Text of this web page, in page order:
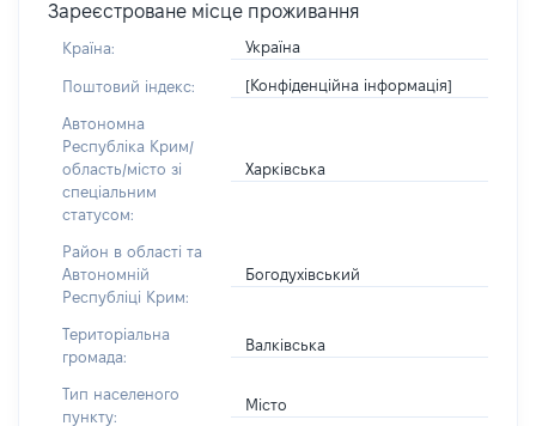
Зареєстроване місце проживання
Країна: Україна
Поштовий індекс: [Конфіденційна інформація]
Автономна
Республіка Крим/
область/місто зі
спеціальним
статусом:
Харківська
Район в області та
Автономній
Республіці Крим:
Богодухівський
Територіальна
громада:
Валківська
Тип населеного
пункту:
Місто